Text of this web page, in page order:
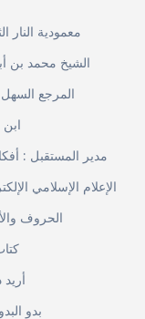
معمودية النار
الشيخ محمد بن
المرجع
مدير المستقبل :
الإعلام الإسلامي
الحروف
بدو